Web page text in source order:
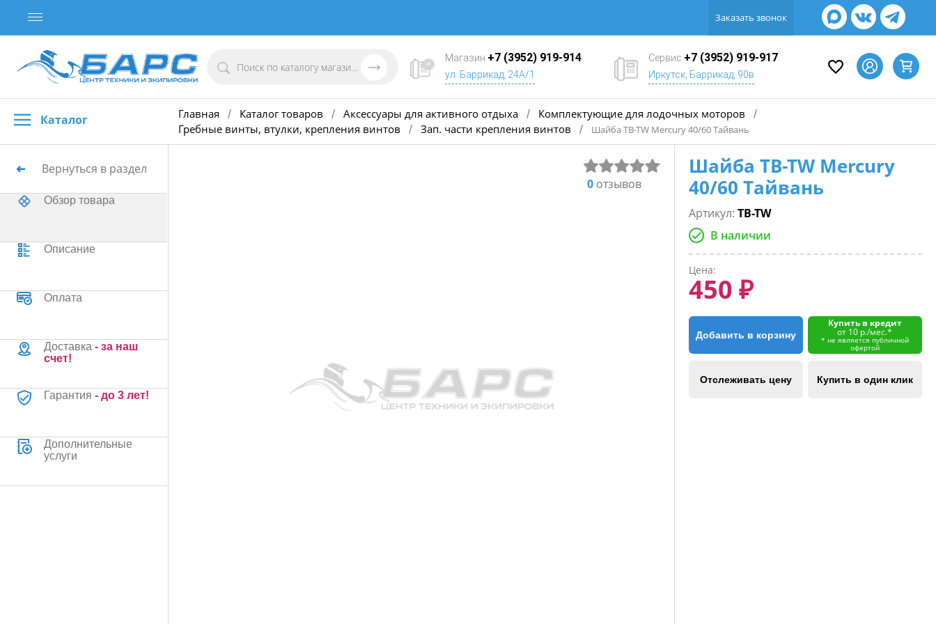
Заказать звонок
Магазин +7 (3952) 919-914
ул. Баррикад, 24А/1
Сервис +7 (3952) 919-917
Иркутск, Баррикад, 90в
Каталог Главная / Каталог товаров / Аксессуары для активного отдыха / Комплектующие для лодочных моторов
/
Гребные винты, втулки, крепления винтов
/ Зап. части крепления винтов / Шайба TB-TW Mercury 40/60 Tайвань
Вернуться в раздел
Обзор товара
Описание
Оплата
Доставка - за наш
счет!
Гарантия - до 3 лет!
Дополнительные
услуги
0отзывов
Шайба TB-TW Mercury
40/60 Tайвань
Артикул: TB-TW
В наличии
Цена:
450 ₽
Добавить в корзину
Купить в кредит
от 10 р./мес.*
* не является публичной
офертой
Отслеживать цену Купить в один клик